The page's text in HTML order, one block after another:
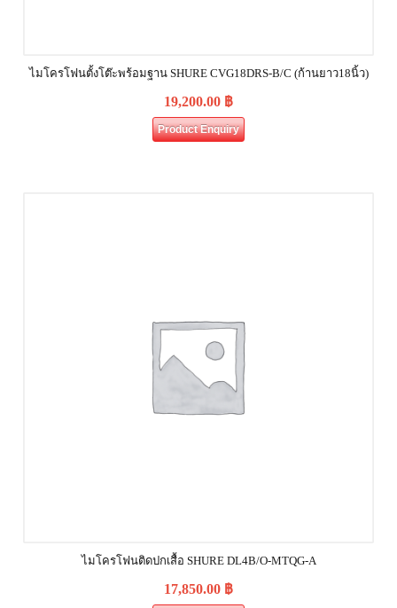
ไมโครโฟนตั้งโต๊ะพร้อมฐาน SHURE CVG18DRS‐B/C (ก้านยาว18นิ้ว)
19,200.00 ฿
Product Enquiry
ไมโครโฟนติดปกเสื้อ SHURE DL4B/O-MTQG-A
17,850.00 ฿